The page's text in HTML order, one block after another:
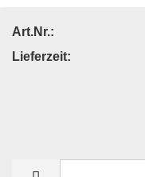
Art.Nr.:
Lieferzeit: